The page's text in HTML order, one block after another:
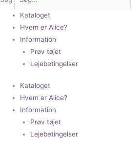
Kataloget
Hvem er Alice?
Information
Prøv tøjet
Lejebetingelser
Kataloget
Hvem er Alice?
Information
Prøv tøjet
Lejebetingelser